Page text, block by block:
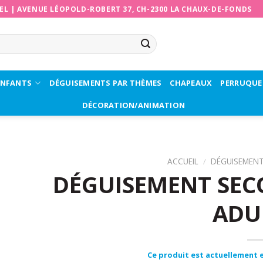
|AVENUE LÉOPOLD-ROBERT 37, CH-2300 LA CHAUX-DE-FONDS
DÉGUISEMENTS PAR THÈMES CHAPEAUX
DÉCORATION/ANIMATION
ACCUEIL /
DÉGUISEMENT
Ce produit est actuellement